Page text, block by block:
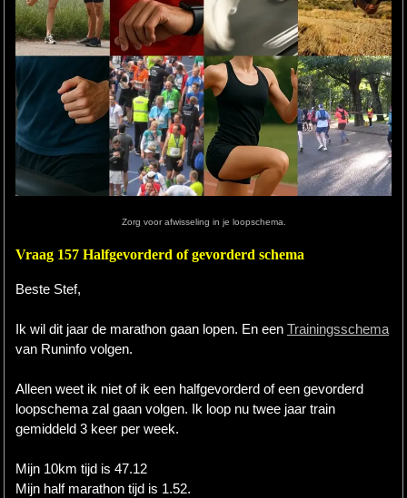
Hartslagmeter
Wedstrijden
Sportvoeding
Ideale
gewicht
Hardlopen
Zorg voor afwisseling in je loopschema.
Vraag 157 Halfgevorderd of gevorderd schema
Beste Stef,
Ik wil dit jaar de marathon gaan lopen. En een Trainingsschema
van Runinfo volgen.
Alleen weet ik niet of ik een halfgevorderd of een gevorderd
loopschema zal gaan volgen. Ik loop nu twee jaar train
gemiddeld 3 keer per week.
Mijn 10km tijd is 47.12
Mijn half marathon tijd is 1.52.